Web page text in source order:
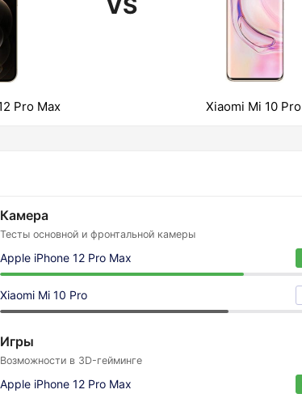
VS
Pro Max Xiaomi Mi 10 Pro
Камера
Тесты основной и фронтальной камеры
Apple iPhone 12 Pro Max
Xiaomi Mi 10 Pro
Игры
Возможности в 3D-гейминге
Apple iPhone 12 Pro Max